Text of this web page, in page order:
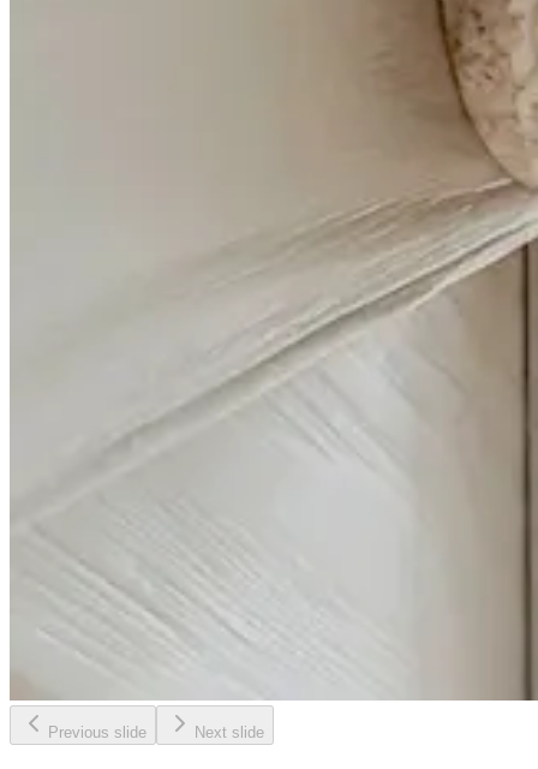
Previous slide Next slide